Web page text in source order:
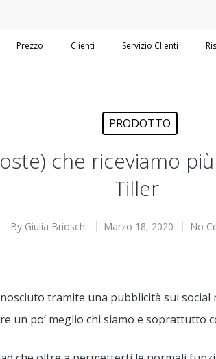
Prezzo Clienti Servizio Clienti
PRODOTTO
che riceviamo
Tiller
By Giulia Brioschi Marzo 18, 2020 No
tramite una pubblicità sui
un po’ meglio chi siamo e soprattutto